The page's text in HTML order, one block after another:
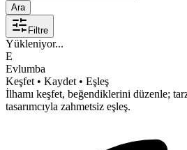
Ara
Filtre
Yükleniyor...
E
Evlumba
Keşfet • Kaydet • Eşleş
İlhamı keşfet, beğendiklerini düzenle;
tasarımcıyla zahmetsiz eşleş.